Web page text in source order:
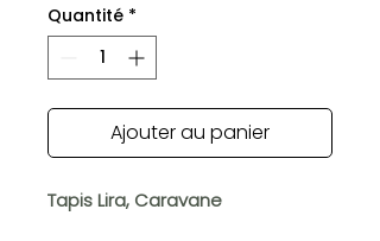
Quantité *
Ajouter au panier
Tapis Lira, Caravane